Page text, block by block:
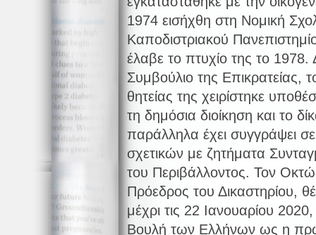
1974 εισήχθη στη Νομική
Καποδιστριακού
έλαβε το πτυχίο της το 1978.
Συμβούλιο της Επικρατείας,
θητείας της χειρίστηκε
τη δημόσια διοίκηση και το
παράλληλα έχει συγγράψει
σχετικών με ζητήματα
του Περιβάλλοντος. Τον
Πρόεδρος του Δικαστηρίου,
μέχρι τις 22 Ιανουαρίου
Βουλή των Ελλήνων ως η